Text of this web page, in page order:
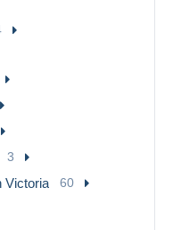
3
Victoria 60